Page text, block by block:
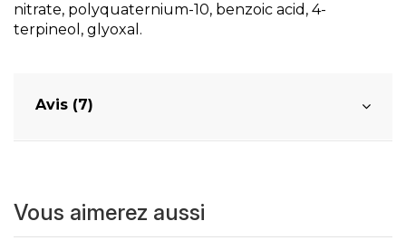
nitrate, polyquaternium-10, benzoic acid, 4-
terpineol, glyoxal.
Avis (7)
Vous aimerez aussi